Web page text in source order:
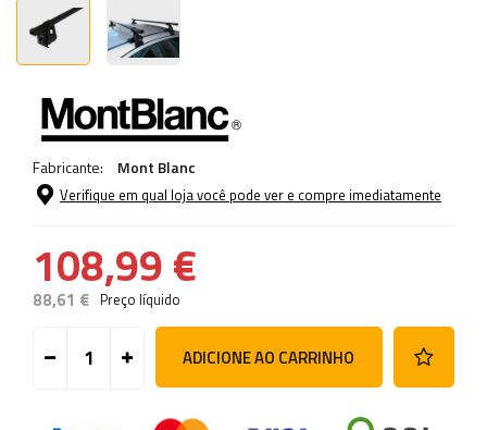
Fabricante: Mont Blanc
Verifique em qual loja você pode ver e compre imediatamente
108,99 €
88,61 € Preço líquido
ADICIONE AO CARRINHO